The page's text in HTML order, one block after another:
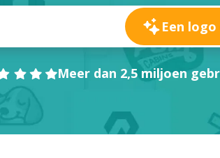
Een
Meer dan 2,5 miljoen